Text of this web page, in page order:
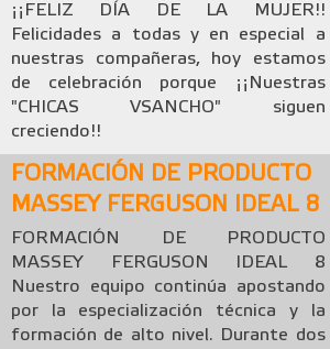
¡¡FELIZ DÍA DE LA MUJER!!
Felicidades a todas y en especial a
nuestras compañeras, hoy estamos
de celebración porque ¡¡Nuestras
"CHICAS VSANCHO" siguen
creciendo!!
FORMACIÓN DE PRODUCTO
MASSEY FERGUSON IDEAL 8
FORMACIÓN DE PRODUCTO
MASSEY FERGUSON IDEAL 8
Nuestro equipo continúa apostando
por la especialización técnica y la
formación de alto nivel. Durante dos